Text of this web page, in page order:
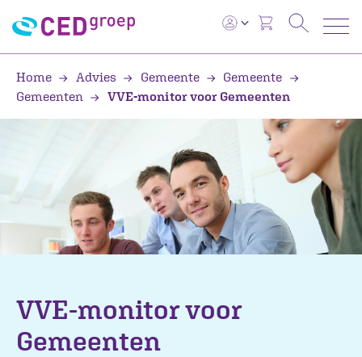
Home Advies Gemeente
Gemeente
Gemeenten
VVE-monitor voor Gemeenten
VVE-monitor voor
Gemeenten